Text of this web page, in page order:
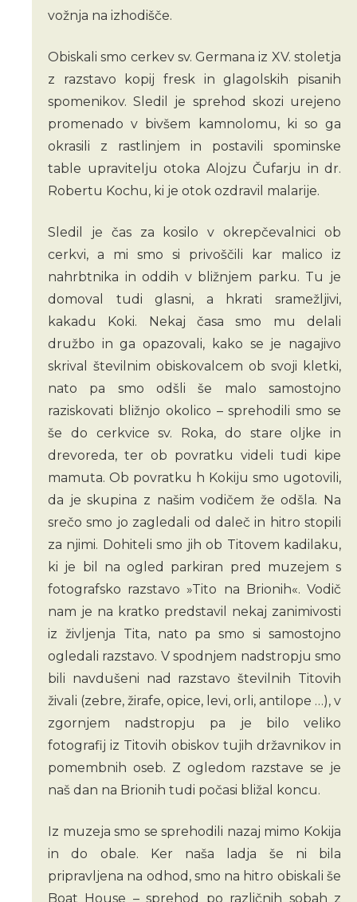
vožnja na izhodišče.
Obiskali smo cerkev sv. Germana iz XV. stoletja
z razstavo kopij fresk in glagolskih pisanih
spomenikov. Sledil je sprehod skozi urejeno
promenado v bivšem kamnolomu, ki so ga
okrasili z rastlinjem in postavili spominske
table upravitelju otoka Alojzu Čufarju in dr.
Robertu Kochu, ki je otok ozdravil malarije.
Sledil je čas za kosilo v okrepčevalnici ob
cerkvi, a mi smo si privoščili kar malico iz
nahrbtnika in oddih v bližnjem parku. Tu je
domoval tudi glasni, a hkrati sramežljivi,
kakadu Koki. Nekaj časa smo mu delali
družbo in ga opazovali, kako se je nagajivo
skrival številnim obiskovalcem ob svoji kletki,
nato pa smo odšli še malo samostojno
raziskovati bližnjo okolico – sprehodili smo se
še do cerkvice sv. Roka, do stare oljke in
drevoreda, ter ob povratku videli tudi kipe
mamuta. Ob povratku h Kokiju smo ugotovili,
da je skupina z našim vodičem že odšla. Na
srečo smo jo zagledali od daleč in hitro stopili
za njimi. Dohiteli smo jih ob Titovem kadilaku,
ki je bil na ogled parkiran pred muzejem s
fotografsko razstavo »Tito na Brionih«. Vodič
nam je na kratko predstavil nekaj zanimivosti
iz življenja Tita, nato pa smo si samostojno
ogledali razstavo. V spodnjem nadstropju smo
bili navdušeni nad razstavo številnih Titovih
živali (zebre, žirafe, opice, levi, orli, antilope …), v
zgornjem nadstropju pa je bilo veliko
fotografij iz Titovih obiskov tujih državnikov in
pomembnih oseb. Z ogledom razstave se je
naš dan na Brionih tudi počasi bližal koncu.
Iz muzeja smo se sprehodili nazaj mimo Kokija
in do obale. Ker naša ladja še ni bila
pripravljena na odhod, smo na hitro obiskali še
Boat House – sprehod po različnih sobah z